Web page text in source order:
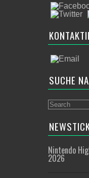
SUCHE
Nintendo
2026